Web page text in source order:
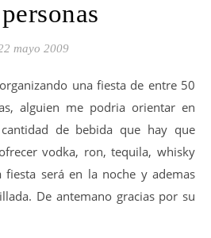
mayo 2009
una fiesta de entre 50
alguien me podria orientar en
de bebida que hay que
vodka, ron, tequila, whisky
será en la noche y ademas
De antemano gracias por su